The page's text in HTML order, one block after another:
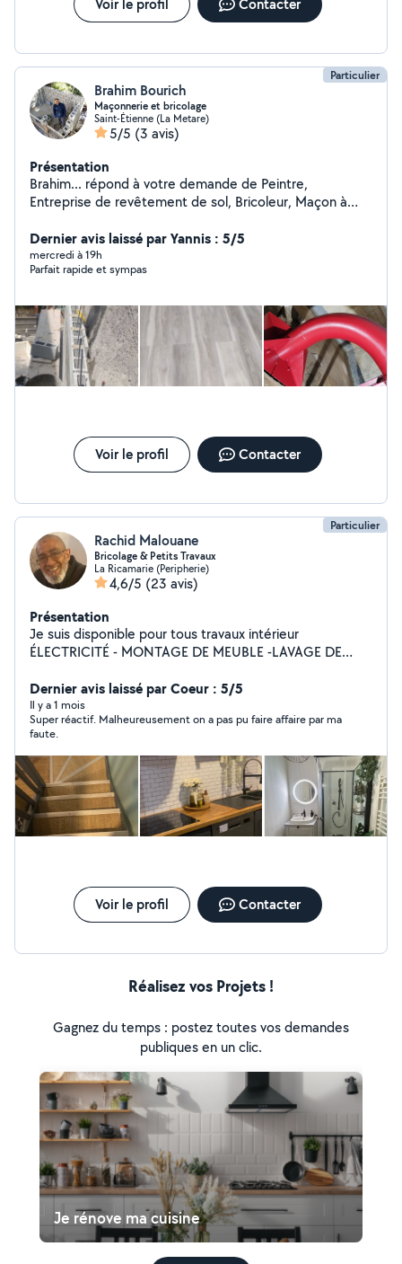
Voir le profil Contacter
Particulier
Brahim Bourich
Maçonnerie et bricolage
Saint-Étienne (La Metare)
5/5 (3 avis)
Présentation
Brahim... répond à votre demande de Peintre,
Entreprise de revêtement de sol, Bricoleur, Maçon à
vous accompagner dans vos projets de Peinture
intérieur, Sol béton, Débroussaillage, Clôture, Entretien
de jardin et d'espaces verts.... Entrez en contact avec
devis,maçonnerie,démolition,peinture,pose de
parquet,gazons, bricolages divers et isolation de
Dernier avis laissé par Yannis : 5/5
mercredi à 19h
Parfait rapide et sympas
Voir le profil Contacter
Particulier
Rachid Malouane
Bricolage & Petits Travaux
La Ricamarie (Peripherie)
4,6/5 (23 avis)
Présentation
Je suis disponible pour tous travaux intérieur
ÉLECTRICITÉ - MONTAGE DE MEUBLE -LAVAGE DE
,NETTOYAGE DE MATELA
Dernier avis laissé par Coeur : 5/5
Il y a 1 mois
Super réactif. Malheureusement on a pas pu faire affaire par ma
faute.
Voir le profil Contacter
Réalisez vos Projets !
Gagnez du temps : postez toutes vos demandes
publiques en un clic.
Je rénove ma cuisine